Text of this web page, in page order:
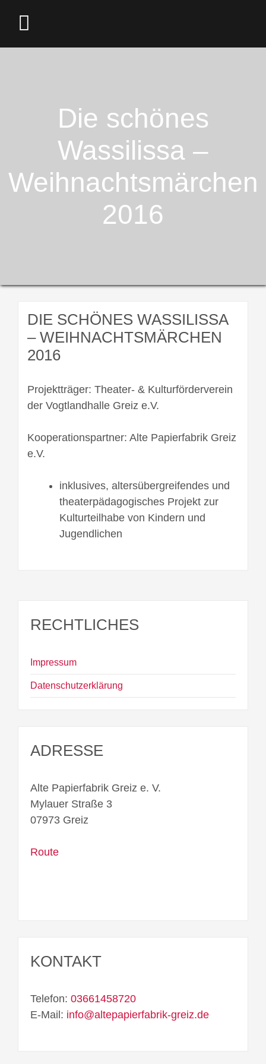
Die schönes
Wassilissa –
Weihnachtsmärchen
2016
DIE SCHÖNES WASSILISSA
– WEIHNACHTSMÄRCHEN
2016
Projektträger: Theater- & Kulturförderverein
der Vogtlandhalle Greiz e.V.
Kooperationspartner: Alte Papierfabrik Greiz
e.V.
inklusives, altersübergreifendes und
theaterpädagogisches Projekt zur
Kulturteilhabe von Kindern und
Jugendlichen
RECHTLICHES
Impressum
Datenschutzerklärung
ADRESSE
Alte Papierfabrik Greiz e. V.
Mylauer Straße 3
07973 Greiz
Route
KONTAKT
Telefon: 03661458720
E-Mail: info@altepapierfabrik-greiz.de